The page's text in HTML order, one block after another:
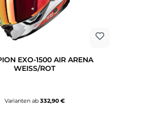
EXO-1500 AIR ARENA
WEISS/ROT
Varianten ab332,90 €